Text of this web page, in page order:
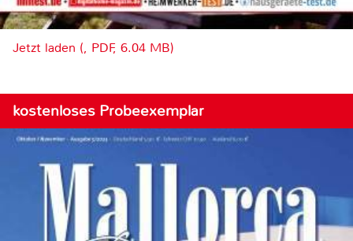
Jetzt laden (, PDF, 6.04 MB)
kostenloses Probeexemplar